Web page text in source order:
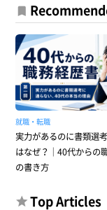
就職・転職
実力があるのに書類選
はなぜ？｜40代からの
の書き方
Top Articles